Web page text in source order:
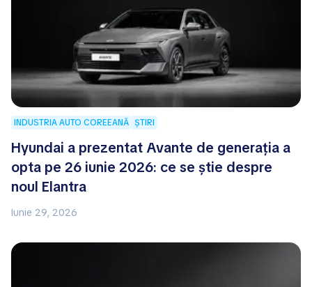
INDUSTRIA AUTO COREEANĂ ȘTIRI
Hyundai a prezentat Avante de generația a
opta pe 26 iunie 2026: ce se știe despre
noul Elantra
Iunie 29, 2026